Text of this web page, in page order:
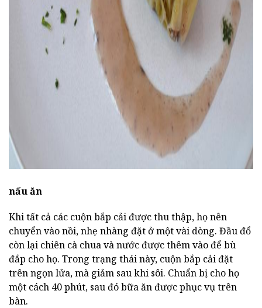
nấu ăn
Khi tất cả các cuộn bắp cải được thu thập, họ nên
chuyển vào nồi, nhẹ nhàng đặt ở một vài dòng. Đầu đổ
còn lại chiên cà chua và nước được thêm vào để bù
đắp cho họ. Trong trạng thái này, cuộn bắp cải đặt
trên ngọn lửa, mà giảm sau khi sôi. Chuẩn bị cho họ
một cách 40 phút, sau đó bữa ăn được phục vụ trên
bàn.